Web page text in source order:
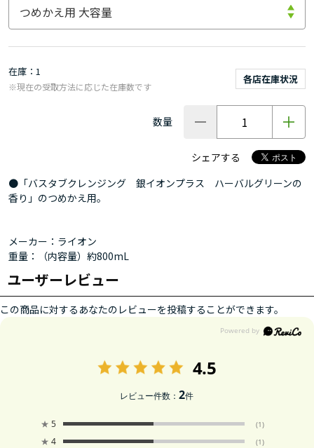
在庫 1
各店在庫状況
※現在の受取方法に応じた在庫数です
数量
シェアする
●「バスタブクレンジング 銀イオンプラス ハーバルグリーンの
香り」のつめかえ用。
メーカー：ライオン
重量：（内容量）約800mL
ユーザーレビュー
この商品に対するあなたのレビューを投稿することができます。
4.5
レビュー件数：2件
★ 5 (1)
★ 4 (1)